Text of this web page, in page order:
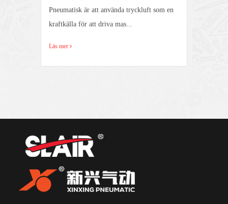
Pneumatisk är att använda tryckluft som en
kraftkälla för att driva mas...
Läs mer